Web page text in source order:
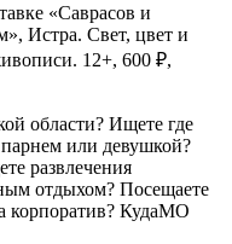
«Саврасов и
Истра. Свет, цвет и
12+, 600 ₽,
области? Ищете где
парнем или девушкой?
развлечения
отдыхом? Посещаете
корпоратив? КудаМО